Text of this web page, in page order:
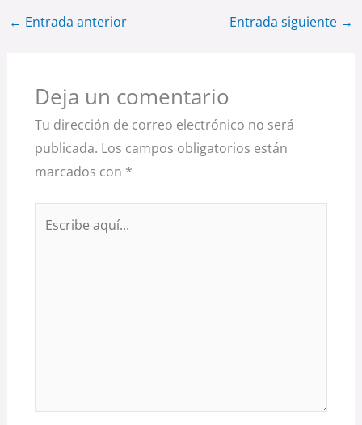
← Entrada anterior Entrada siguiente →
Deja un comentario
Tu dirección de correo electrónico no será
publicada. Los campos obligatorios están
marcados con *